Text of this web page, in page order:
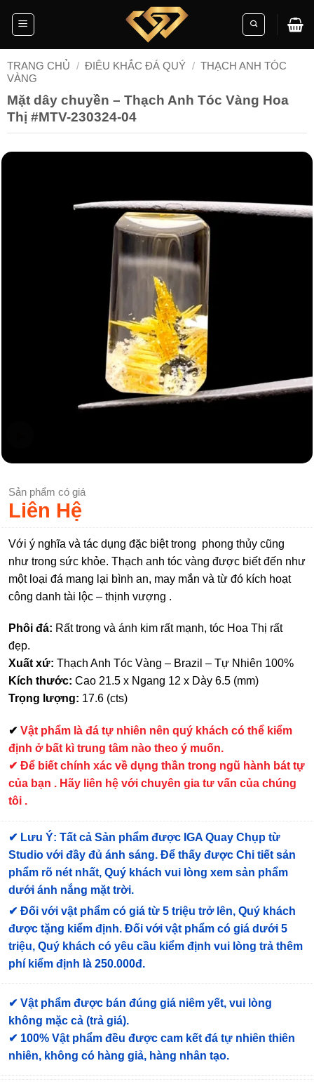
TRANG CHỦ / ĐIÊU KHẮC ĐÁ QUÝ / THẠCH ANH TÓC
VÀNG
Mặt dây chuyền – Thạch Anh Tóc Vàng Hoa
Thị #MTV-230324-04
Sản phẩm có giá
Liên Hệ
Với ý nghĩa và tác dụng đặc biệt trong phong thủy cũng
như trong sức khỏe. Thạch anh tóc vàng được biết đến như
một loại đá mang lại bình an, may mắn và từ đó kích hoạt
công danh tài lộc – thịnh vượng .
Phôi đá: Rất trong và ánh kim rất mạnh, tóc Hoa Thị rất
đẹp.
Xuất xứ: Thạch Anh Tóc Vàng – Brazil – Tự Nhiên 100%
Kích thước: Cao 21.5 x Ngang 12 x Dày 6.5 (mm)
Trọng lượng: 17.6 (cts)
✔ Vật phẩm là đá tự nhiên nên quý khách có thể kiểm
định ở bất kì trung tâm nào theo ý muốn.
✔ Để biết chính xác về dụng thần trong ngũ hành bát tự
của bạn . Hãy liên hệ với chuyên gia tư vấn của chúng
tôi .
✔ Lưu Ý: Tất cả Sản phẩm được IGA Quay Chụp từ
Studio với đầy đủ ánh sáng. Để thấy được Chi tiết sản
phẩm rõ nét nhất, Quý khách vui lòng xem sản phẩm
dưới ánh nắng mặt trời.
✔ Đối với vật phẩm có giá từ 5 triệu trở lên, Quý khách
được tặng kiểm định. Đối với vật phẩm có giá dưới 5
triệu, Quý khách có yêu cầu kiểm định vui lòng trả thêm
phí kiểm định là 250.000đ.
✔ Vật phẩm được bán đúng giá niêm yết, vui lòng
không mặc cả (trả giá).
✔ 100% Vật phẩm đều được cam kết đá tự nhiên thiên
nhiên, không có hàng giả, hàng nhân tạo.